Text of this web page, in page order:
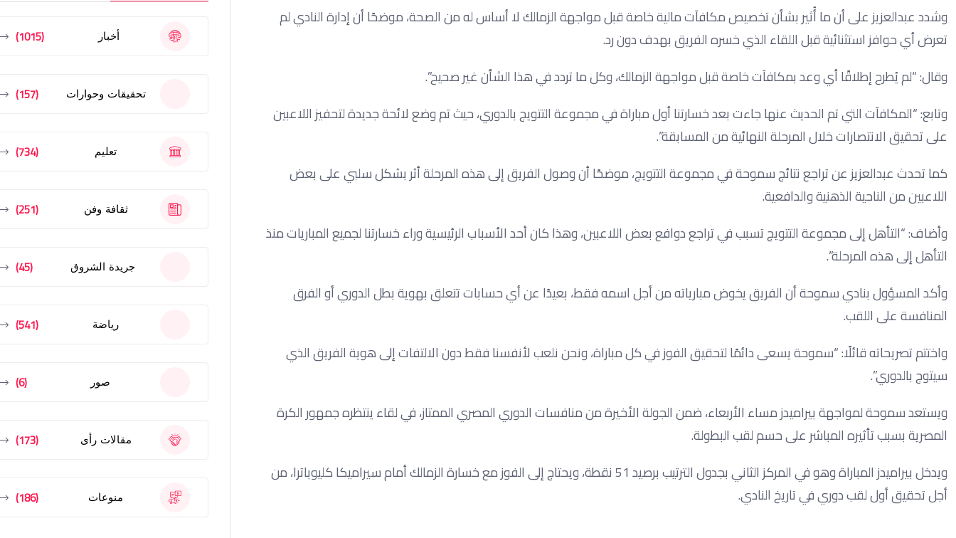
وشدد عبدالعزيز على أن ما أُثير بشأن تخصيص مكافآت مالية خاصة قبل مواجهة الزمالك لا أساس له من الصحة، موضحًا أن إدارة النادي لم
تعرض أي حوافز استثنائية قبل اللقاء الذي خسره الفريق بهدف دون رد.
وقال: “لم يُطرح إطلاقًا أي وعد بمكافآت خاصة قبل مواجهة الزمالك، وكل ما تردد في هذا الشأن غير صحيح”.
وتابع: “المكافآت التي تم الحديث عنها جاءت بعد خسارتنا أول مباراة في مجموعة التتويج بالدوري، حيث تم وضع لائحة جديدة لتحفيز اللاعبين
على تحقيق الانتصارات خلال المرحلة النهائية من المسابقة”.
كما تحدث عبدالعزيز عن تراجع نتائج سموحة في مجموعة التتويج، موضحًا أن وصول الفريق إلى هذه المرحلة أثر بشكل سلبي على بعض
اللاعبين من الناحية الذهنية والدافعية.
وأضاف: “التأهل إلى مجموعة التتويج تسبب في تراجع دوافع بعض اللاعبين، وهذا كان أحد الأسباب الرئيسية وراء خسارتنا لجميع المباريات منذ
التأهل إلى هذه المرحلة”.
وأكد المسؤول بنادي سموحة أن الفريق يخوض مبارياته من أجل اسمه فقط، بعيدًا عن أي حسابات تتعلق بهوية بطل الدوري أو الفرق
المنافسة على اللقب.
واختتم تصريحاته قائلًا: “سموحة يسعى دائمًا لتحقيق الفوز في كل مباراة، ونحن نلعب لأنفسنا فقط دون الالتفات إلى هوية الفريق الذي
سيتوج بالدوري”.
ويستعد سموحة لمواجهة بيراميدز مساء الأربعاء، ضمن الجولة الأخيرة من منافسات الدوري المصري الممتاز، في لقاء ينتظره جمهور الكرة
المصرية بسبب تأثيره المباشر على حسم لقب البطولة.
ويدخل بيراميدز المباراة وهو في المركز الثاني بجدول الترتيب برصيد 51 نقطة، ويحتاج إلى الفوز مع خسارة الزمالك أمام سيراميكا كليوباترا، من
أجل تحقيق أول لقب دوري في تاريخ النادي.
أخبار (1015)
تحقيقات وحوارات (157)
تعليم (734)
ثقافة وفن (251)
جريدة الشروق (45)
رياضة (541)
صور (6)
مقالات رأى (173)
منوعات (186)